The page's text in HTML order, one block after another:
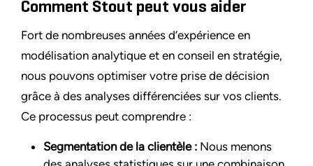
Comment Stout peut vous aider
Fort de nombreuses années d’expérience en
modélisation analytique et en conseil en stratégie,
nous pouvons optimiser votre prise de décision
grâce à des analyses différenciées sur vos clients.
Ce processus peut comprendre :
Segmentation de la clientèle : Nous menons